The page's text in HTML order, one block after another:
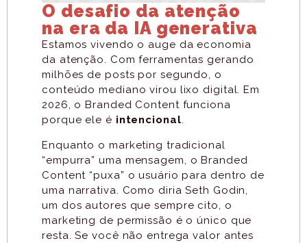
O desafio da atenção
na era da IA generativa
Estamos vivendo o auge da economia
da atenção. Com ferramentas gerando
milhões de posts por segundo, o
conteúdo mediano virou lixo digital. Em
2026, o Branded Content funciona
porque ele é intencional.
Enquanto o marketing tradicional
“empurra” uma mensagem, o Branded
Content “puxa” o usuário para dentro de
uma narrativa. Como diria Seth Godin,
um dos autores que sempre cito, o
marketing de permissão é o único que
resta. Se você não entrega valor antes